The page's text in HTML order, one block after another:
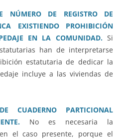
NÚMERO DE REGISTRO DE
EXISTIENDO PROHIBICIÓN
EN LA COMUNIDAD. Si
han de interpretarse
estatutaria de dedicar la
incluye a las viviendas de
CUADERNO PARTICIONAL
No es necesaria la
el caso presente, porque el